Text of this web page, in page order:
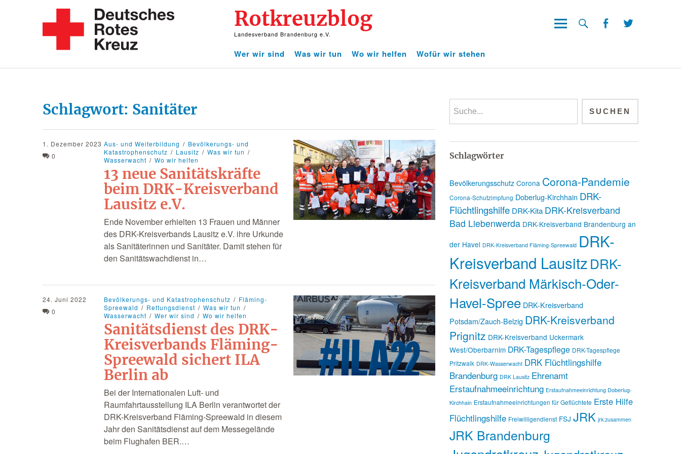
Rotkreuzblog
Landesverband Brandenburg e.V.
Wer wir sind
Was wir tun Wo wir helfen Wofür wir stehen
Schlagwort: Sanitäter
1. Dezember 2023
0
Aus- und Weiterbildung
Bevölkerungs- und
Katastrophenschutz
Lausitz
Was wir tun
Wasserwacht
Wo wir helfen
13 neue Sanitätskräfte
beim DRK-Kreisverband
Lausitz e.V.
Ende November erhielten 13 Frauen und Männer
des DRK-Kreisverbands Lausitz e.V. ihre Urkunde
als Sanitäterinnen und Sanitäter. Damit stehen für
den Sanitätswachdienst in…
24. Juni 2022
0
Bevölkerungs- und Katastrophenschutz
Fläming-
Spreewald
Rettungsdienst
Was wir tun
Wasserwacht
Wer wir sind Wo wir helfen
Sanitätsdienst des DRK-
Kreisverbands Fläming-
Spreewald sichert ILA
Berlin ab
Bei der Internationalen Luft- und
Raumfahrtausstellung ILA Berlin verantwortet der
DRK-Kreisverband Fläming-Spreewald in diesem
Jahr den Sanitätsdienst auf dem Messegelände
beim Flughafen BER.…
Schlagwörter
Bevölkerungsschutz Corona Corona-Pandemie
Corona-Schutzimpfung Doberlug-Kirchhain DRK-
Flüchtlingshilfe DRK-Kita DRK-Kreisverband
Bad Liebenwerda DRK-Kreisverband Brandenburg an
der Havel DRK-Kreisverband Fläming-Spreewald DRK-
Kreisverband LausitzDRK-
Kreisverband Märkisch-Oder-
Havel-Spree DRK-Kreisverband
Potsdam/Zauch-Belzig DRK-Kreisverband
Prignitz DRK-Kreisverband Uckermark
West/Oberbarnim DRK-Tagespflege DRK-Tagespflege
Pritzwalk DRK-Wasserwacht DRK Flüchtlingshilfe
Brandenburg DRK Lausitz Ehrenamt
Erstaufnahmeeinrichtung Erstaufnahmeeinrichtung Doberlug-
Kirchhain Erstaufnahmeeinrichtungen für Geflüchtete Erste Hilfe
Flüchtlingshilfe Freiwilligendienst FSJ JRK jrk:zusammen
JRK Brandenburg